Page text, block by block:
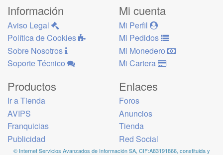
Información
Aviso Legal
Política de Cookies
Sobre Nosotros
Soporte Técnico
Mi cuenta
Mi Perfil
Mi Pedidos
Mi Monedero
Mi Cartera
Productos
Ir a Tienda
AVIPS
Franquicias
Publicidad
Enlaces
Foros
Anuncios
Tienda
Red Social
© Internet Servicios Avanzados de Información SA, CIF:A83191866, constituida y